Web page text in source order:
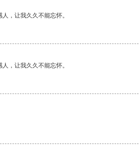
，让我久久不能忘怀。
，让我久久不能忘怀。